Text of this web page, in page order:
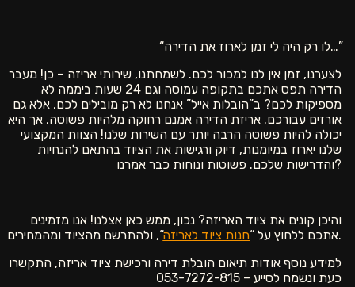
“לו רק היה לי זמן לארוז את הדירה…”
לצערנו, זמן אין לנו למכור לכם. לשמחתנו, שירותי אריזה – כן! מעבר
הדירה תפס אתכם בתקופה עמוסה וגם 24 שעות ביממה לא
מספיקות לכם? ב”הובלות אייל” אנחנו לא רק מובילים לכם, אלא גם
אורזים עבורכם. אריזת הדירה אמנם רחוקה מלהיות פשוטה, אך היא
יכולה להיות פשוטה הרבה יותר עם השירות שלנו! הצוות המקצועי
שלנו יארוז במיומנות, דיוק ורגישות את הציוד בהתאם להנחיות
והדרישות שלכם. פשוטות ונוחות כבר אמרנו?
והיכן קונים את ציוד האריזה? נכון, ממש כאן אצלנו! אנו מזמינים
אתכם ללחוץ על “חנות ציוד לאריזה
“, ולהתרשם מהציוד ומהמחירים.
למידע נוסף אודות תיאום הובלת דירה ורכישת ציוד אריזה, התקשרו
כעת ונשמח לסייע – 053-7272-815